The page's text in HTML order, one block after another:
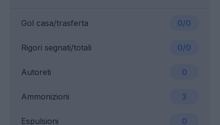
Gol casa/trasferta 0/0
Ammonizioni 3
Rigori segnati/totali 0/0
Espulsioni 0
Autoreti 0